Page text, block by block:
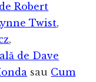
Robert
Twist,
,
de Dave
sau Cum